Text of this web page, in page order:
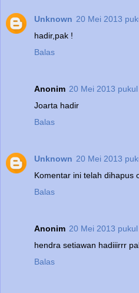
Unknown 20 Mei 2013
hadir,pak !
Balas
Anonim 20 Mei 2013 pukul
Joarta hadir
Balas
Unknown 20 Mei 2013
Komentar ini telah dihapus
Balas
Anonim 20 Mei 2013
hendra setiawan hadiiirrr
Balas